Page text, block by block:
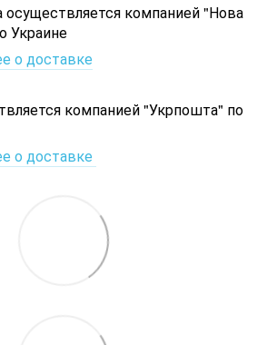
осуществляется компанией "Нова
Украине
о доставке
компанией "Укрпошта" по
о доставке